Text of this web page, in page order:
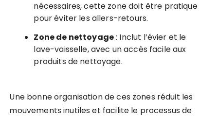
nécessaires, cette zone doit être pratique
pour éviter les allers-retours.
Zone de nettoyage: Inclut l’évier et le
lave-vaisselle, avec un accès facile aux
produits de nettoyage.
Une bonne organisation de ces zones réduit les
mouvements inutiles et facilite le processus de